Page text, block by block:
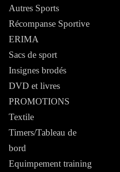
Autres Sports
Récompanse Sportive
ERIMA
Sacs de sport
Insignes brodés
DVD et livres
PROMOTIONS
Textile
Timers/Tableau de
bord
Equimpement training